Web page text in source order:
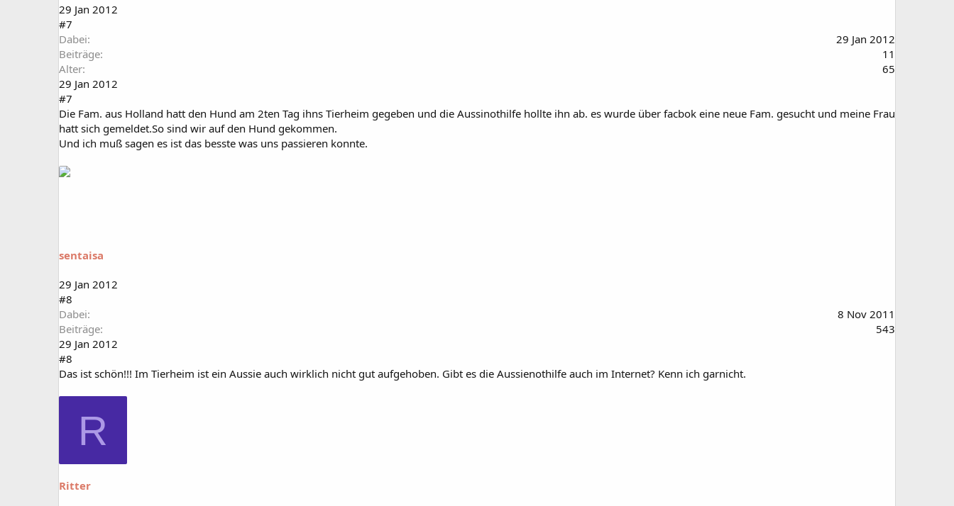
29 Jan 2012
#7
Dabei
29 Jan 2012
Beiträge
11
Alter
65
29 Jan 2012
#7
Die Fam. aus Holland hatt den Hund am 2ten Tag ihns Tierheim gegeben und die Aussinothilfe hollte ihn ab. es wurde über facbok eine neue Fam. gesucht und meine Frau
hatt sich gemeldet.So sind wir auf den Hund gekommen.
Und ich muß sagen es ist das besste was uns passieren konnte.
sentaisa
29 Jan 2012
#8
Dabei
8 Nov 2011
Beiträge
543
29 Jan 2012
#8
Das ist schön!!! Im Tierheim ist ein Aussie auch wirklich nicht gut aufgehoben. Gibt es die Aussienothilfe auch im Internet? Kenn ich garnicht.
R
Ritter